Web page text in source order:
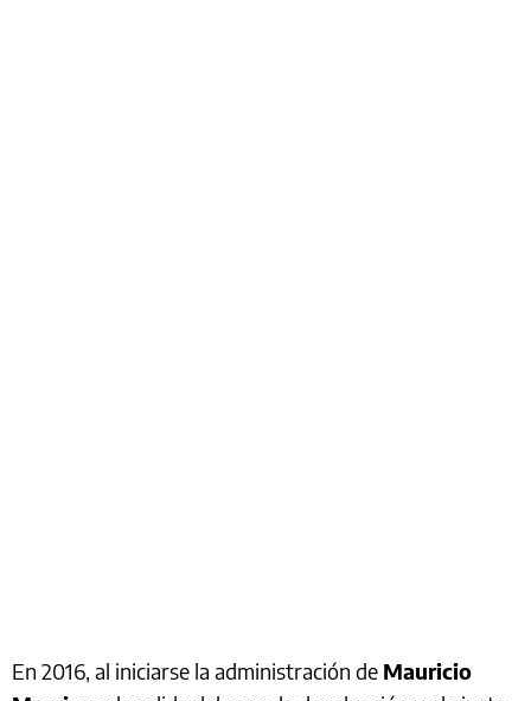
En 2016, al iniciarse la administración de Mauricio